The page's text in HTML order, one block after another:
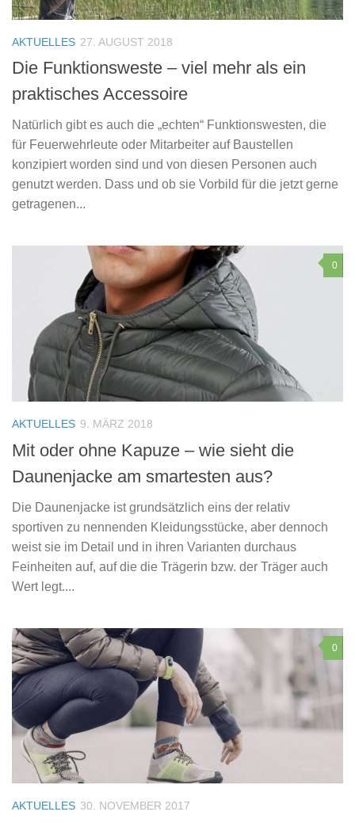
AKTUELLES 27. AUGUST 2018
Die Funktionsweste – viel mehr als ein
praktisches Accessoire
Natürlich gibt es auch die „echten“ Funktionswesten, die
für Feuerwehrleute oder Mitarbeiter auf Baustellen
konzipiert worden sind und von diesen Personen auch
genutzt werden. Dass und ob sie Vorbild für die jetzt gerne
getragenen...
0
AKTUELLES 9. MÄRZ 2018
Mit oder ohne Kapuze – wie sieht die
Daunenjacke am smartesten aus?
Die Daunenjacke ist grundsätzlich eins der relativ
sportiven zu nennenden Kleidungsstücke, aber dennoch
weist sie im Detail und in ihren Varianten durchaus
Feinheiten auf, auf die die Trägerin bzw. der Träger auch
Wert legt....
0
AKTUELLES 30. NOVEMBER 2017